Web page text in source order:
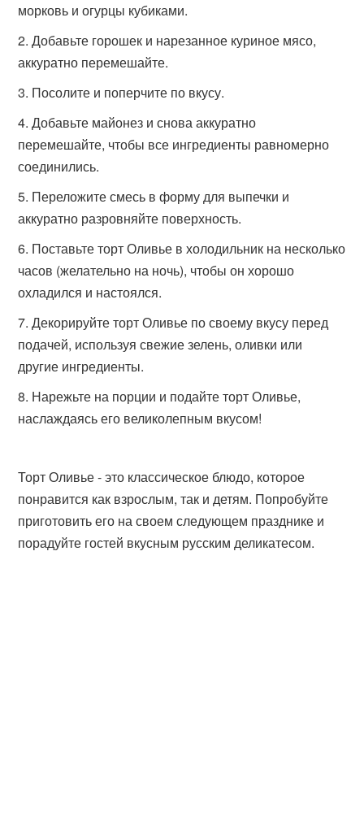
морковь и огурцы кубиками.
Добавьте горошек и нарезанное куриное мясо,
аккуратно перемешайте.
Посолите и поперчите по вкусу.
Добавьте майонез и снова аккуратно
перемешайте, чтобы все ингредиенты равномерно
соединились.
Переложите смесь в форму для выпечки и
аккуратно разровняйте поверхность.
Поставьте торт Оливье в холодильник на несколько
часов (желательно на ночь), чтобы он хорошо
охладился и настоялся.
Декорируйте торт Оливье по своему вкусу перед
подачей, используя свежие зелень, оливки или
другие ингредиенты.
Нарежьте на порции и подайте торт Оливье,
наслаждаясь его великолепным вкусом!
Торт Оливье - это классическое блюдо, которое
понравится как взрослым, так и детям. Попробуйте
приготовить его на своем следующем празднике и
порадуйте гостей вкусным русским деликатесом.